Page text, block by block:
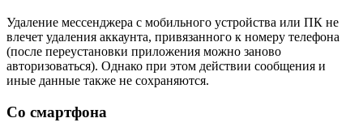
Удаление мессенджера с мобильного устройства или ПК не
влечет удаления аккаунта, привязанного к номеру телефона
(после переустановки приложения можно заново
авторизоваться). Однако при этом действии сообщения и
иные данные также не сохраняются.
Со смартфона